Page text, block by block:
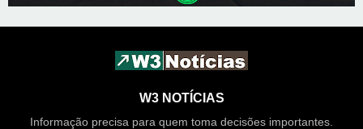
W3 NOTÍCIAS
Informação precisa para quem toma decisões importantes.